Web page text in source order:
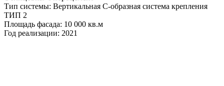
Тип системы: Вертикальная С-образная система крепления
ТИП 2
Площадь фасада: 10 000 кв.м
Год реализации: 2021